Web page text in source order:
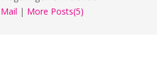
Mail | More Posts(5)